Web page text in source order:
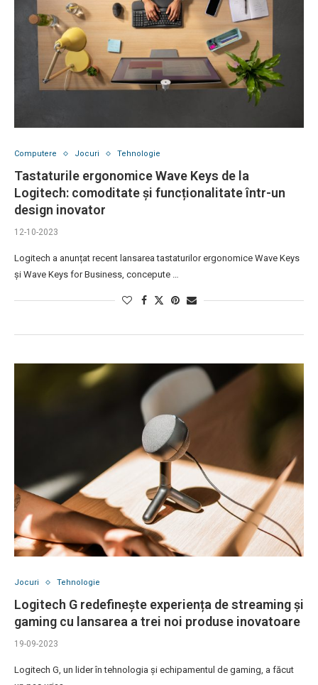
Computere Jocuri Tehnologie
Tastaturile ergonomice Wave Keys de la
Logitech: comoditate și funcționalitate într-un
design inovator
12-10-2023
Logitech a anunțat recent lansarea tastaturilor ergonomice Wave Keys
și Wave Keys for Business, concepute …
Jocuri Tehnologie
Logitech G redefinește experiența de streaming și
gaming cu lansarea a trei noi produse inovatoare
19-09-2023
Logitech G, un lider în tehnologia și echipamentul de gaming, a făcut